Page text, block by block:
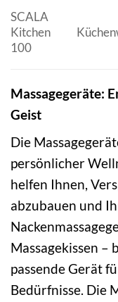
SCALA
Kitchen
100
Massagegeräte:
Geist
Die
persönlicher
helfen Ihnen,
abzubauen und
Massagekissen –
passende Gerät
Bedürfnisse. Die